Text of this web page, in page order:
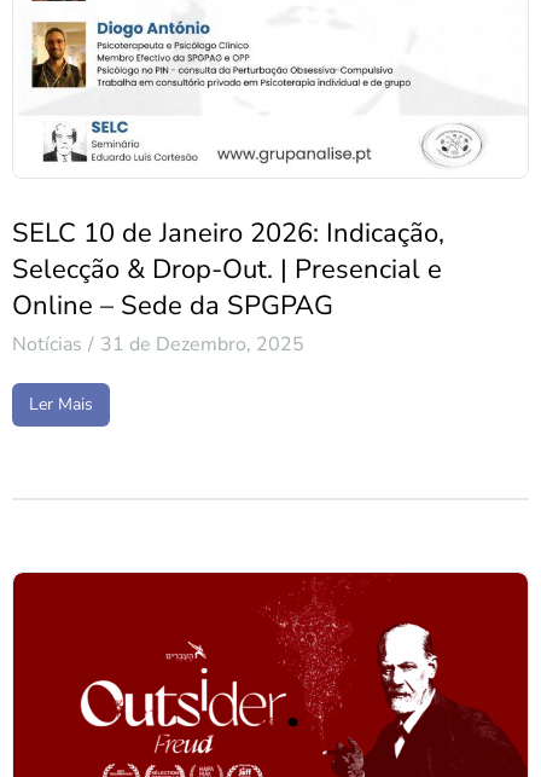
SELC 10 de Janeiro 2026: Indicação,
Selecção & Drop-Out. | Presencial e
Online – Sede da SPGPAG
Notícias 31 de Dezembro, 2025
Ler Mais